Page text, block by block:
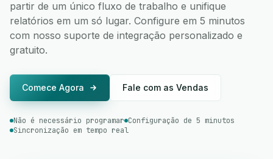
partir de um único fluxo de trabalho e unifique
relatórios em um só lugar. Configure em 5 minutos
com nosso suporte de integração personalizado e
gratuito.
Comece Agora Fale com as Vendas
Não é necessário programar Configuração de 5 minutos
Sincronização em tempo real